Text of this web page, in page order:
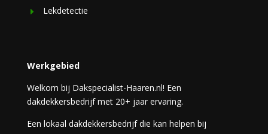
Lekdetectie
Werkgebied
Welkom bij Dakspecialist-Haaren.nl! Een
dakdekkersbedrijf met 20+ jaar ervaring.
Een lokaal dakdekkersbedrijf die kan helpen bij